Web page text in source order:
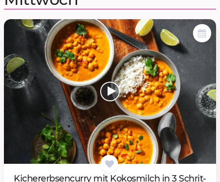
Ki­cher­erb­sen­cur­ry mit Ko­kos­milch in 3 Schrit­